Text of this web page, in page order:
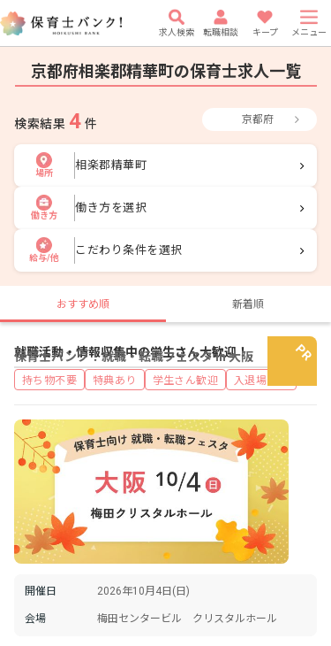
求人検索 転職相談 キープ メニュー
京都府相楽郡精華町の保育士求人一覧
検索結果 4 件 京都府
場所
相楽郡精華町
働き方
働き方を選択
給与/他
こだわり条件を選択
おすすめ順 新着順
保育士バンク！就職・転職フェスタ in 大阪
就職活動・情報収集中の学生さん大歓迎！
持ち物不要 特典あり 学生さん歓迎 入退場自由
開催日 2026年10月4日(日)
会場 梅田センタービル クリスタルホール